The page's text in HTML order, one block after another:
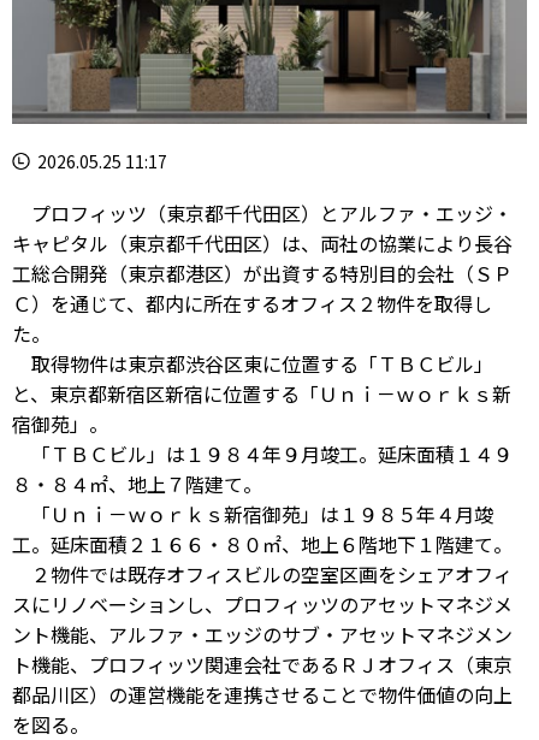
2026.05.25 11:17
プロフィッツ（東京都千代田区）とアルファ・エッジ・
キャピタル（東京都千代田区）は、両社の協業により長谷
工総合開発（東京都港区）が出資する特別目的会社（ＳＰ
Ｃ）を通じて、都内に所在するオフィス２物件を取得し
た。
取得物件は東京都渋谷区東に位置する「ＴＢＣビル」
と、東京都新宿区新宿に位置する「Ｕｎｉ－ｗｏｒｋｓ新
宿御苑」。
「ＴＢＣビル」は１９８４年９月竣工。延床面積１４９
８・８４㎡、地上７階建て。
「Ｕｎｉ－ｗｏｒｋｓ新宿御苑」は１９８５年４月竣
工。延床面積２１６６・８０㎡、地上６階地下１階建て。
２物件では既存オフィスビルの空室区画をシェアオフィ
スにリノベーションし、プロフィッツのアセットマネジメ
ント機能、アルファ・エッジのサブ・アセットマネジメン
ト機能、プロフィッツ関連会社であるＲＪオフィス（東京
都品川区）の運営機能を連携させることで物件価値の向上
を図る。